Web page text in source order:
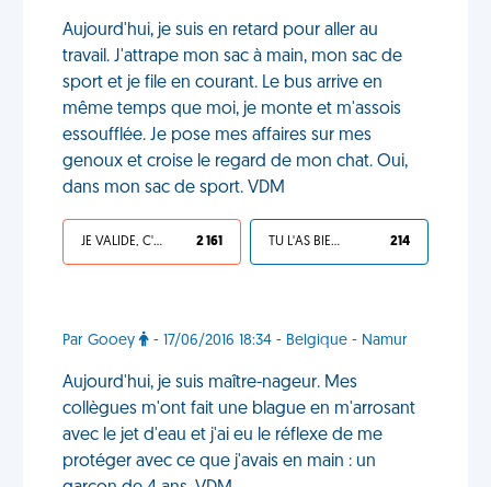
Aujourd'hui, je suis en retard pour aller au
travail. J'attrape mon sac à main, mon sac de
sport et je file en courant. Le bus arrive en
même temps que moi, je monte et m'assois
essoufflée. Je pose mes affaires sur mes
genoux et croise le regard de mon chat. Oui,
dans mon sac de sport. VDM
JE VALIDE, C'EST UNE VDM 2 161 TU L'AS BIEN MÉRITÉ 214
Par Gooey - 17/06/2016 18:34 - Belgique - Namur
Aujourd'hui, je suis maître-nageur. Mes
collègues m'ont fait une blague en m'arrosant
avec le jet d'eau et j'ai eu le réflexe de me
protéger avec ce que j'avais en main : un